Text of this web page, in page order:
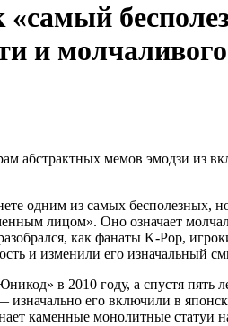
и
абстрактных мемов эмодзи из
одним из самых бесполезных,
лицом». Оно означает
как фанаты K-Pop,
и изменили его изначальный
в 2010 году, а спустя пять
его включили в
каменные монолитные статуи